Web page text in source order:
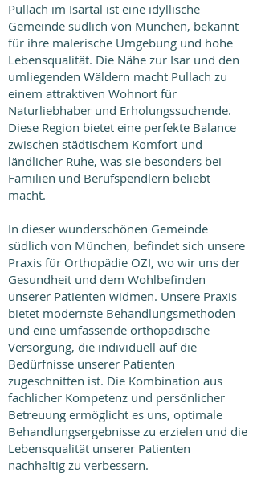
Pullach im Isartal ist eine idyllische
Gemeinde südlich von München, bekannt
für ihre malerische Umgebung und hohe
Lebensqualität. Die Nähe zur Isar und den
umliegenden Wäldern macht Pullach zu
einem attraktiven Wohnort für
Naturliebhaber und Erholungssuchende.
Diese Region bietet eine perfekte Balance
zwischen städtischem Komfort und
ländlicher Ruhe, was sie besonders bei
Familien und Berufspendlern beliebt
macht.
In dieser wunderschönen Gemeinde
südlich von München, befindet sich unsere
Praxis für Orthopädie OZI, wo wir uns der
Gesundheit und dem Wohlbefinden
unserer Patienten widmen. Unsere Praxis
bietet modernste Behandlungsmethoden
und eine umfassende orthopädische
Versorgung, die individuell auf die
Bedürfnisse unserer Patienten
zugeschnitten ist. Die Kombination aus
fachlicher Kompetenz und persönlicher
Betreuung ermöglicht es uns, optimale
Behandlungsergebnisse zu erzielen und die
Lebensqualität unserer Patienten
nachhaltig zu verbessern.